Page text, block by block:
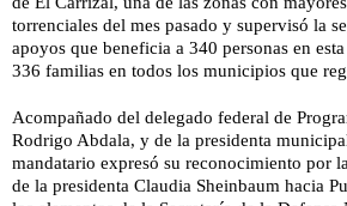
torrenciales del mes pasado y supervisó la
apoyos que beneficia a 340 personas en
336 familias en todos los municipios que
Acompañado del delegado federal de
Rodrigo Abdala, y de la presidenta
mandatario expresó su reconocimiento por
de la presidenta Claudia Sheinbaum hacia